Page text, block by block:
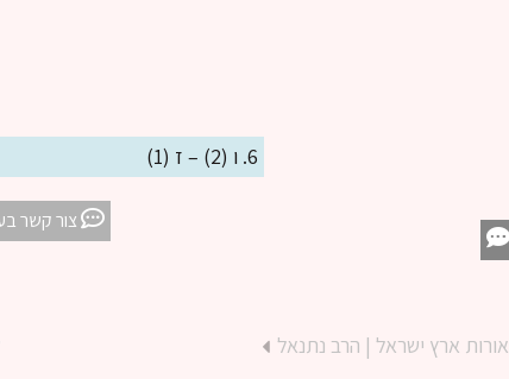
6. ו (2) – ז (1)
צור קשר
אורות ארץ ישראל | הרב נתנאל